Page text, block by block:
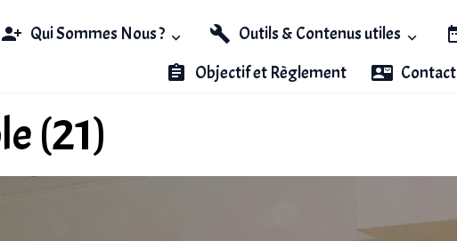
Qui Sommes Nous ? Outils & Contenus utiles
Objectif et Règlement
Contact
(21)